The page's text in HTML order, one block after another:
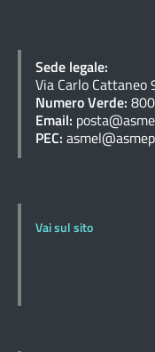
Sede legale:
Via Carlo Cattaneo
Numero Verde:
Email:
PEC:
Vai sul sito